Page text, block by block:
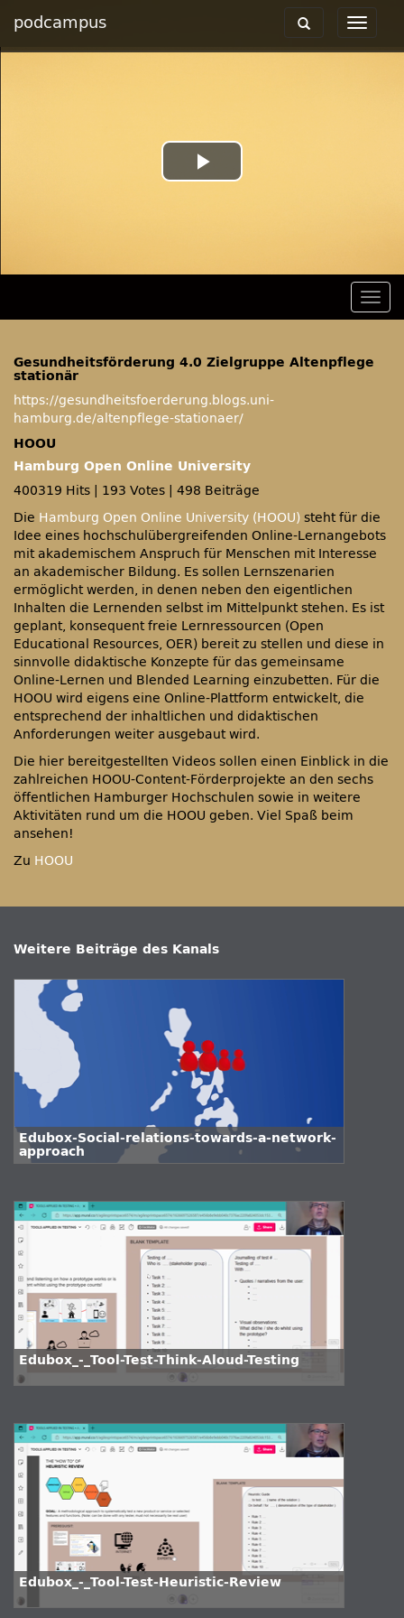
podcampus
Toggle
Toggle
navigation
Play
Gesundheitsförderung 4.0 Zielgruppe Altenpflege
stationär
https://gesundheitsfoerderung.blogs.uni-
hamburg.de/altenpflege-stationaer/
HOOU
Hamburg Open Online University
400319 Hits
193 Votes
498 Beiträge
Die Hamburg Open Online University (HOOU) steht für die
Idee eines hochschulübergreifenden Online-Lernangebots
mit akademischem Anspruch für Menschen mit Interesse
an akademischer Bildung. Es sollen Lernszenarien
ermöglicht werden, in denen neben den eigentlichen
Inhalten die Lernenden selbst im Mittelpunkt stehen. Es ist
geplant, konsequent freie Lernressourcen (Open
Educational Resources, OER) bereit zu stellen und diese in
sinnvolle didaktische Konzepte für das gemeinsame
Online-Lernen und Blended Learning einzubetten. Für die
HOOU wird eigens eine Online-Plattform entwickelt, die
entsprechend der inhaltlichen und didaktischen
Anforderungen weiter ausgebaut wird.
Die hier bereitgestellten Videos sollen einen Einblick in die
zahlreichen HOOU-Content-Förderprojekte an den sechs
öffentlichen Hamburger Hochschulen sowie in weitere
Aktivitäten rund um die HOOU geben. Viel Spaß beim
ansehen!
Zu HOOU
Weitere Beiträge des Kanals
Edubox-Social-relations-towards-a-network-
approach
Edubox_-_Tool-Test-Think-Aloud-Testing
Edubox_-_Tool-Test-Heuristic-Review